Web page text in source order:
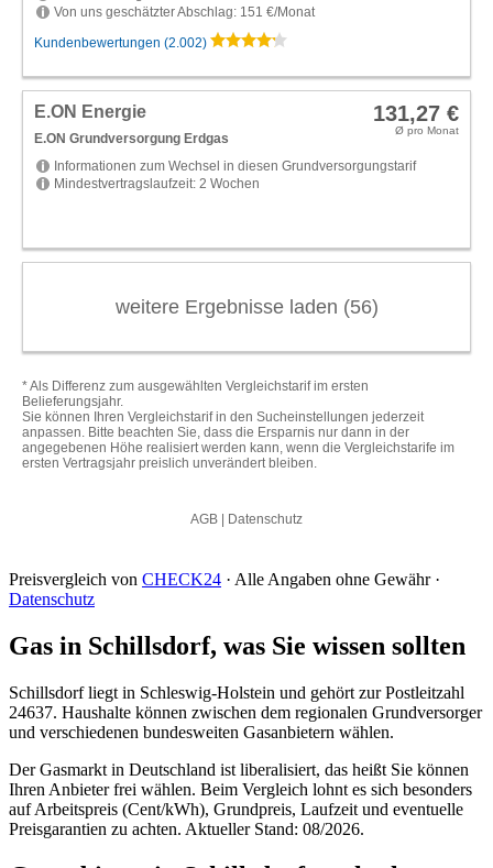
Preisvergleich von CHECK24 · Alle Angaben ohne Gewähr ·
Datenschutz
Gas in Schillsdorf, was Sie wissen sollten
Schillsdorf liegt in Schleswig-Holstein und gehört zur Postleitzahl
24637. Haushalte können zwischen dem regionalen Grundversorger
und verschiedenen bundesweiten Gasanbietern wählen.
Der Gasmarkt in Deutschland ist liberalisiert, das heißt Sie können
Ihren Anbieter frei wählen. Beim Vergleich lohnt es sich besonders
auf Arbeitspreis (Cent/kWh), Grundpreis, Laufzeit und eventuelle
Preisgarantien zu achten. Aktueller Stand: 08/2026.